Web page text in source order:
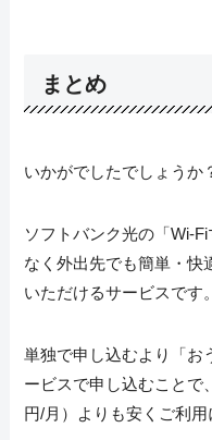
まとめ
いかがでしたでしょうか
ソフトバンク光の「Wi-
なく外出先でも簡単・快
いただけるサービスです。
単独で申し込むより「お
ービスで申し込むことで
円/月）よりも安くご利用